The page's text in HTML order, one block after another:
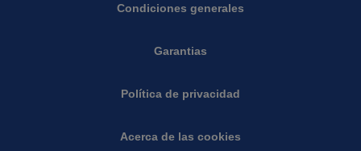
Condiciones generales
Garantias
Política de privacidad
Acerca de las cookies